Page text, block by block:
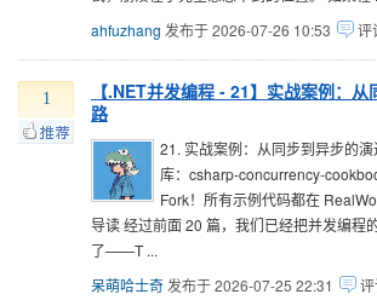
ahfuzhang 发布于 2026-07-26 10:53 评
1
【.NET并发编程 - 21】实战案例：
路
21. 实战案例：从同步到异步的
库：csharp-concurrency-
Fork！所有示例代码都在
导读 经过前面 20 篇，我们已经把并发编程
了——T ...
呆萌哈士奇 发布于 2026-07-25 22:31